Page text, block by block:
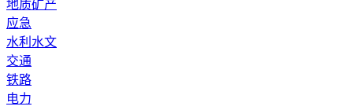
地质矿产
应急
水利水文
交通
铁路
电力